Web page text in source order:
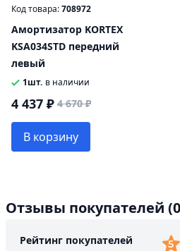
Код товара:708972
Амортизатор KORTEX
KSA034STD передний
левый
1шт. в наличии
4 437 ₽ 4 670 ₽
В корзину
Отзывы покупателей
Рейтинг покупателей